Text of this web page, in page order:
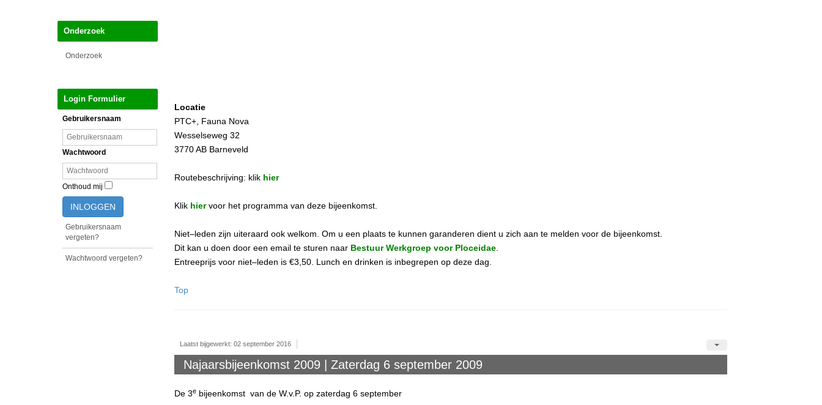
Onderzoek
Onderzoek
Login Formulier
Gebruikersnaam
Wachtwoord
Onthoud mij
INLOGGEN
Gebruikersnaam
vergeten?
Wachtwoord vergeten?
Locatie
PTC+, Fauna Nova
Wesselseweg 32
3770 AB Barneveld
Routebeschrijving: klik hier
Klik hiervoor het programma van deze bijeenkomst.
Niet–leden zijn uiteraard ook welkom. Om u een plaats te kunnen garanderen dient u zich aan te melden voor de bijeenkomst.
Dit kan u doen door een email te sturen naar Bestuur Werkgroep voor Ploceidae.
Entreeprijs voor niet–leden is €3,50. Lunch en drinken is inbegrepen op deze dag.
Top
Laatst bijgewerkt: 02 september 2016
Najaarsbijeenkomst 2009 | Zaterdag 6 september 2009
De 3ebijeenkomst van de W.v.P. op zaterdag 6 september